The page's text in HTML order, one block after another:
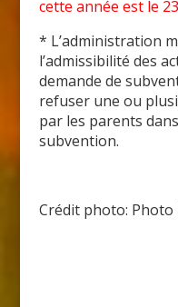
cette année est le
* L’administration
l’admissibilité des
demande de
refuser une ou
par les parents
subvention.
Crédit photo: Photo